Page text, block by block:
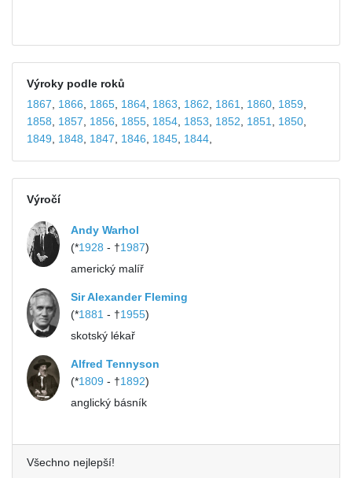
Výroky podle roků
1867
1866 1865, 1864, 1863 1862 1861 1860, 1859
1858
1857 1856 1855, 1854, 1853 1852 1851 1850,
1849
1848 1847 1846 1845, 1844,
Výročí
Andy Warhol
(*1928 - †1987)
americký malíř
Sir Alexander Fleming
(*1881 - †1955)
skotský lékař
Alfred Tennyson
(*1809 - †1892)
anglický básník
Všechno nejlepší!